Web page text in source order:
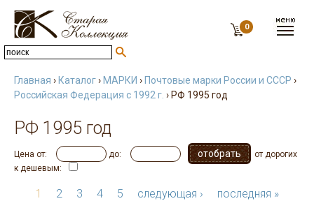
0
Главная › Каталог› МАРКИ › Почтовые марки России и СССР ›
Российская Федерация с 1992 г. › РФ 1995 год
РФ 1995 год
Цена от: до:
от дорогих
к дешевым:
1 2 3 4 5 следующая › последняя »